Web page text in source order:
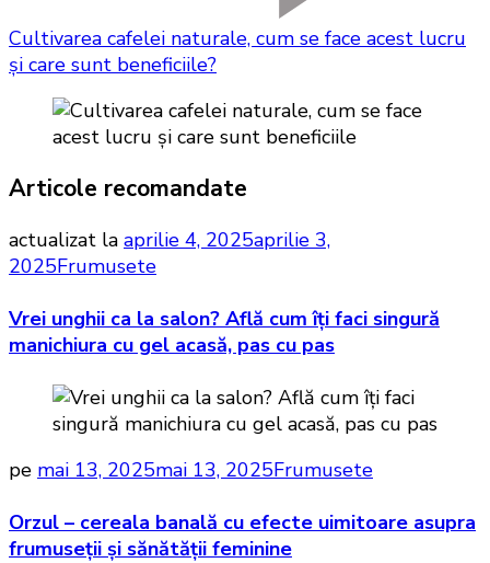
Cultivarea cafelei naturale, cum se face acest lucru
și care sunt beneficiile?
Articole recomandate
actualizat la aprilie 4, 2025aprilie 3,
2025Frumusete
Vrei unghii ca la salon? Află cum îți faci singură
manichiura cu gel acasă, pas cu pas
pe mai 13, 2025mai 13, 2025Frumusete
Orzul – cereala banală cu efecte uimitoare asupra
frumuseții și sănătății feminine